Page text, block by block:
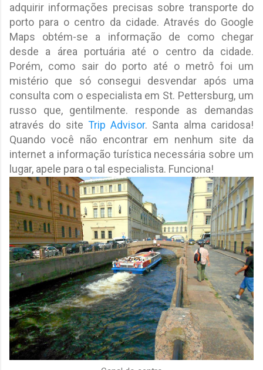
adquirir informações precisas sobre transporte do
porto para o centro da cidade. Através do Google
Maps obtém-se a informação de como chegar
desde a área portuária até o centro da cidade.
Porém, como sair do porto até o metrô foi um
mistério que só consegui desvendar após uma
consulta com o especialista em St. Pettersburg, um
russo que, gentilmente. responde as demandas
através do site Trip Advisor. Santa alma caridosa!
Quando você não encontrar em nenhum site da
internet a informação turística necessária sobre um
lugar, apele para o tal especialista. Funciona!